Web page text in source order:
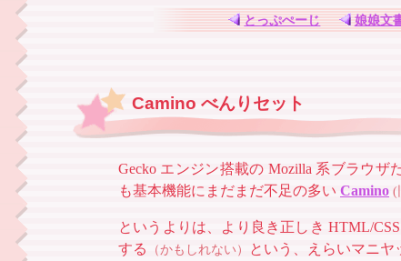
とっぷぺーじ 娘娘文
Camino べんりセット
Gecko エンジン搭載の Mozilla 系ブラウザ
も基本機能にまだまだ不足の多い Camino (
というよりは、より良き正しき HTML/
する
（かもしれない）
という、えらいマニヤ